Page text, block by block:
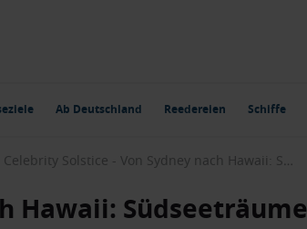
Ab Deutschland Reedereien Schiffe
Celebrity Solstice - Von Sydney nach Hawaii: Südseeträume deluxe
Hawaii: Südseeträume